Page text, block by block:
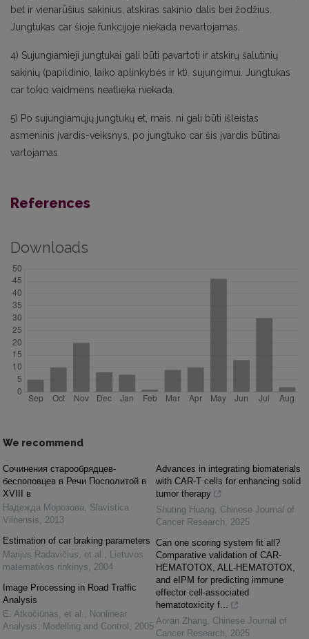
bet ir vienarūšius sakinius, atskiras sakinio dalis bei žodžius.
Jungtukas car šioje funkcijoje niekada nevartojamas.
4) Sujungiamieji jungtukai gali būti pavartoti ir atskirų šalutinių
sakinių (papildinio, laiko aplinkybės ir kt). sujungimui. Jungtukas
car tokio vaidmens neatlieka niekada.
5) Po sujungiamųjų jungtukų et, mais, ni gali būti išleistas
asmeninis įvardis-veiksnys, po jungtuko car šis įvardis būtinai
vartojamas.
References
Downloads
We recommend
Cочинения старообрядцев-
беспоповцев в Речи Посполитой в
XVIII в
Надежда Морозова, Slavistica
Vilnensis, 2013
Estimation of car braking parameters
Marijus Radavičius, et al. , Lietuvos
matematikos rinkinys, 2004
Image Processing in Road Traffic
Analysis
E. Atkočiūnas, et al. , Nonlinear
Analysis: Modelling and Control , 2005
Advances in integrating biomaterials
with CAR-T cells for enhancing solid
tumor therapy
Shuting Huang, Chinese Journal of
Cancer Research, 2025
Can one scoring system fit all?
Comparative validation of CAR-
HEMATOTOX, ALL-HEMATOTOX,
and eIPM for predicting immune
effector cell-associated
hematotoxicity f...
Aoran Zhang, Chinese Journal of
Cancer Research, 2025